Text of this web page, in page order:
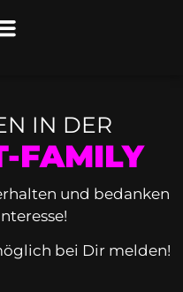
IN DER
FAMILY
und bedanken
bei Dir melden!